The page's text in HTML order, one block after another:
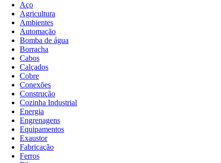
Aço
Agricultura
Ambientes
Automação
Bomba de água
Borracha
Cabos
Calçados
Cobre
Conexões
Construção
Cozinha Industrial
Energia
Engrenagens
Equipamentos
Exaustor
Fabricação
Ferros